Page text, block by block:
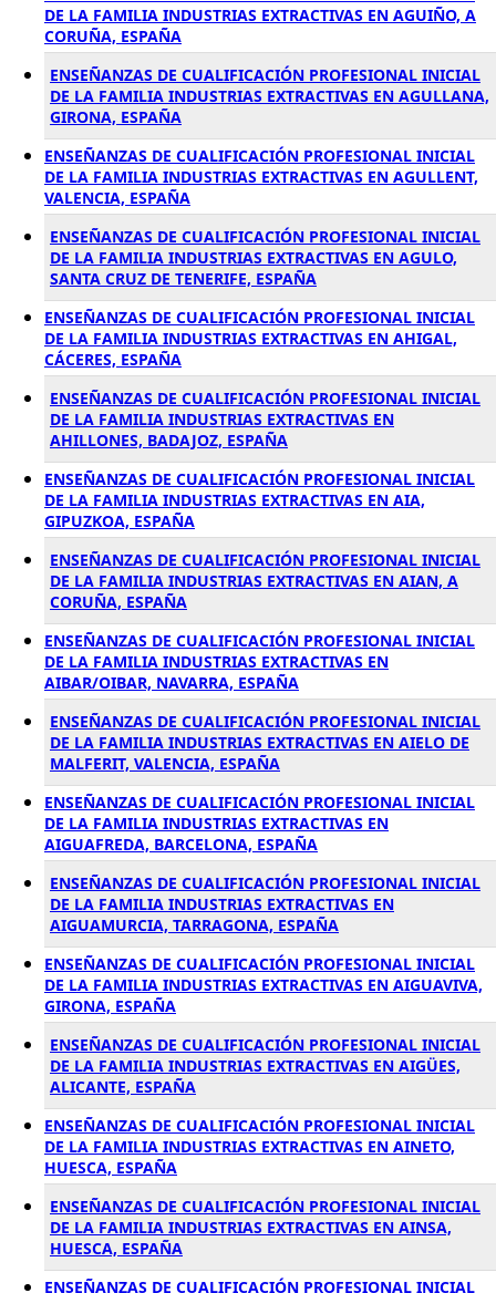
DE LA FAMILIA INDUSTRIAS EXTRACTIVAS EN AGUIÑO, A
CORUÑA, ESPAÑA
ENSEÑANZAS DE CUALIFICACIÓN PROFESIONAL INICIAL
DE LA FAMILIA INDUSTRIAS EXTRACTIVAS EN AGULLANA,
GIRONA, ESPAÑA
ENSEÑANZAS DE CUALIFICACIÓN PROFESIONAL INICIAL
DE LA FAMILIA INDUSTRIAS EXTRACTIVAS EN AGULLENT,
VALENCIA, ESPAÑA
ENSEÑANZAS DE CUALIFICACIÓN PROFESIONAL INICIAL
DE LA FAMILIA INDUSTRIAS EXTRACTIVAS EN AGULO,
SANTA CRUZ DE TENERIFE, ESPAÑA
ENSEÑANZAS DE CUALIFICACIÓN PROFESIONAL INICIAL
DE LA FAMILIA INDUSTRIAS EXTRACTIVAS EN AHIGAL,
CÁCERES, ESPAÑA
ENSEÑANZAS DE CUALIFICACIÓN PROFESIONAL INICIAL
DE LA FAMILIA INDUSTRIAS EXTRACTIVAS EN
AHILLONES, BADAJOZ, ESPAÑA
ENSEÑANZAS DE CUALIFICACIÓN PROFESIONAL INICIAL
DE LA FAMILIA INDUSTRIAS EXTRACTIVAS EN AIA,
GIPUZKOA, ESPAÑA
ENSEÑANZAS DE CUALIFICACIÓN PROFESIONAL INICIAL
DE LA FAMILIA INDUSTRIAS EXTRACTIVAS EN AIAN, A
CORUÑA, ESPAÑA
ENSEÑANZAS DE CUALIFICACIÓN PROFESIONAL INICIAL
DE LA FAMILIA INDUSTRIAS EXTRACTIVAS EN
AIBAR/OIBAR, NAVARRA, ESPAÑA
ENSEÑANZAS DE CUALIFICACIÓN PROFESIONAL INICIAL
DE LA FAMILIA INDUSTRIAS EXTRACTIVAS EN AIELO DE
MALFERIT, VALENCIA, ESPAÑA
ENSEÑANZAS DE CUALIFICACIÓN PROFESIONAL INICIAL
DE LA FAMILIA INDUSTRIAS EXTRACTIVAS EN
AIGUAFREDA, BARCELONA, ESPAÑA
ENSEÑANZAS DE CUALIFICACIÓN PROFESIONAL INICIAL
DE LA FAMILIA INDUSTRIAS EXTRACTIVAS EN
AIGUAMURCIA, TARRAGONA, ESPAÑA
ENSEÑANZAS DE CUALIFICACIÓN PROFESIONAL INICIAL
DE LA FAMILIA INDUSTRIAS EXTRACTIVAS EN AIGUAVIVA,
GIRONA, ESPAÑA
ENSEÑANZAS DE CUALIFICACIÓN PROFESIONAL INICIAL
DE LA FAMILIA INDUSTRIAS EXTRACTIVAS EN AIGÜES,
ALICANTE, ESPAÑA
ENSEÑANZAS DE CUALIFICACIÓN PROFESIONAL INICIAL
DE LA FAMILIA INDUSTRIAS EXTRACTIVAS EN AINETO,
HUESCA, ESPAÑA
ENSEÑANZAS DE CUALIFICACIÓN PROFESIONAL INICIAL
DE LA FAMILIA INDUSTRIAS EXTRACTIVAS EN AINSA,
HUESCA, ESPAÑA
ENSEÑANZAS DE CUALIFICACIÓN PROFESIONAL INICIAL